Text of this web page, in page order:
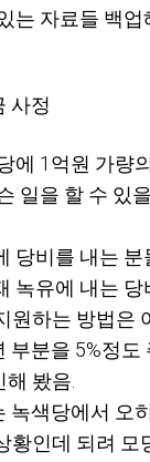
는 자료들 백업
사정
에 1억원 가량
일을 할 수 있
당비를 내는 분
녹유에 내는
원하는 방법은
부분을 5%정도
봤음.
녹색당에서 오
황인데 되려 모